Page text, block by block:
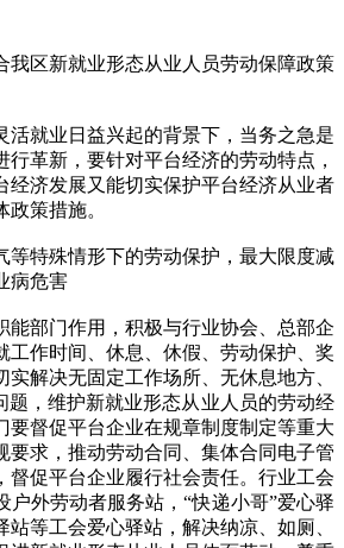
区新就业形态从业人员劳动保障政策
就业日益兴起的背景下，当务之急是
行革新，要针对平台经济的劳动特点，
经济发展又能切实保护平台经济从业者
策措施。
特殊情形下的劳动保护，最大限度减
病危害
部门作用，积极与行业协会、总部企
工作时间、休息、休假、劳动保护、奖
解决无固定工作场所、无休息地方、
题，维护新就业形态从业人员的劳动经
要督促平台企业在规章制度制定等重大
要求，推动劳动合同、集体合同电子管
督促平台企业履行社会责任。行业工会
户外劳动者服务站，“快递小哥”爱心驿
等工会爱心驿站，解决纳凉、如厕、